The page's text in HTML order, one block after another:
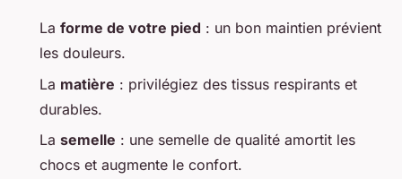
La forme de votre pied : un bon maintien prévient
les douleurs.
La matière : privilégiez des tissus respirants et
durables.
La semelle : une semelle de qualité amortit les
chocs et augmente le confort.